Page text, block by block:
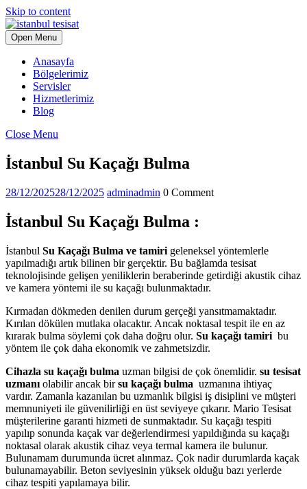
Skip to content
Open Menu
Anasayfa
Bölgelerimiz
Servisler
Hizmetlerimiz
Blog
Close Menu
İstanbul Su Kaçağı Bulma
28/12/202528/12/2025 adminadmin 0 Comment
İstanbul Su Kaçağı Bulma :
İstanbul Su Kaçağı Bulma ve tamiri geleneksel yöntemlerle
yapılmadığı artık bilinen bir gerçektir. Bu bağlamda tesisat
teknolojisinde gelişen yeniliklerin beraberinde getirdiği akustik cihaz
ve kamera yöntemi ile su kaçağı bulunmaktadır.
Kırmadan dökmeden denilen durum gerçeği yansıtmamaktadır.
Kırılan dökülen mutlaka olacaktır. Ancak noktasal tespit ile en az
kırarak bulma söylemi çok daha doğru olur. Su kaçağı tamiri bu
yöntem ile çok daha ekonomik ve zahmetsizdir.
Cihazla su kaçağı bulma uzman bilgisi de çok önemlidir. su tesisat
uzmanı olabilir ancak birsu kaçağı bulma uzmanına ihtiyaç
vardır. Zamanla kazanılan bu uzmanlık bilgisi iş disiplini ve müşteri
memnuniyeti ile güvenilirliği en üst seviyeye çıkarır. Mario Tesisat
müşterilerine garanti hizmeti de sunmaktadır. Su kaçağı tespiti
yapılıp sonunda kaçak var değerlendirmesi yapıldığında su kaçağı
noktasal olarak akustik cihaz veya termal kamera ile bulunur.
Bulunamam durumunda ücret alınmaz. Çok nadir durumlarda kaçak
bulunamayabilir. Beton seviyesinin yüksek olduğu bazı yerlerde
cihaz tespiti yapılamaya bilir.